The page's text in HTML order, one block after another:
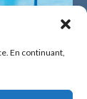
En continuant,